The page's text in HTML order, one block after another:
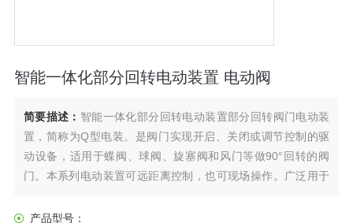
智能一体化部分回转电动装置 电动阀
简要描述： 智能一体化部分回转电动装置部分回转阀门电动装
置，简称为Q型电装。是阀门实现开启、关闭或调节控制的驱
动设备，适用于蝶阀、球阀、旋塞阀和风门等做90°回转的阀
门。本系列电动装置可远距离控制，也可现场操作。广泛用于
污水处理等行业。
产品型号：